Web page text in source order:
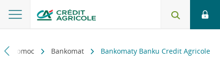
i pomoc Bankomat Bankomaty Banku Credit Agricole